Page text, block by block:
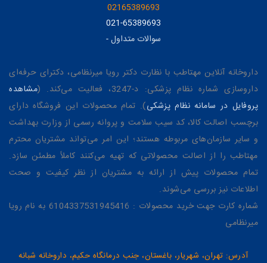
02165389693
021-65389693
سوالات متداول-
داروخانه آنلاین مهتاطب با نظارت دکتر رویا میرنظامی، دکترای حرفه‌ای
داروسازی شماره نظام پزشکی: د-3247، فعالیت می‌کند. (
مشاهده
پروفایل در سامانه نظام پزشکی). تمام محصولات این فروشگاه دارای
برچسب اصالت کالا، کد سیب سلامت و پروانه رسمی از وزارت بهداشت
و سایر سازمان‌های مربوطه هستند؛ این امر می‌تواند مشتریان محترم
مهتاطب را از اصالت محصولاتی که تهیه می‌کنند کاملاً مطمئن سازد.
تمام محصولات پیش از ارائه به مشتریان از نظر کیفیت و صحت
اطلاعات نیز بررسی می‌شوند.
شماره کارت جهت خرید محصولات : 6104337531945416 به نام رویا
میرنظامی
آدرس: تهران، شهریار، باغستان، جنب درمانگاه حکیم، داروخانه شبانه